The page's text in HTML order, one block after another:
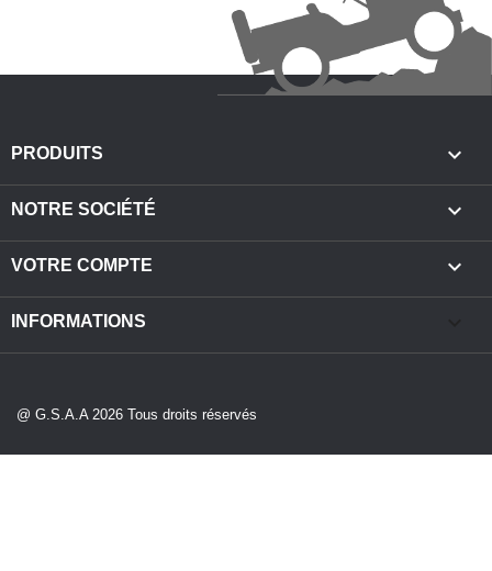
PRODUITS 
NOTRE SOCIÉTÉ 
VOTRE COMPTE 
INFORMATIONS
@ G.S.A.A 2026 Tous droits réservés